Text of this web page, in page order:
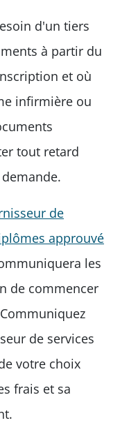
d'un tiers
à partir du
et où
infirmière ou
tout retard
de
approuvé
les
de commencer
de services
votre choix
frais et sa